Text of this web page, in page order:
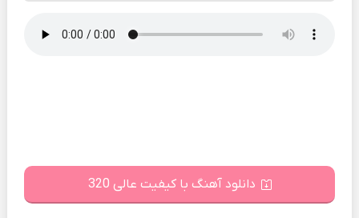
دانلود آهنگ با کیفیت عالی 320